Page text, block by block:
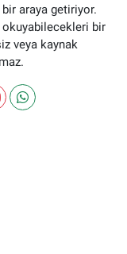
araya getiriyor.
okuyabilecekleri bir
veya kaynak